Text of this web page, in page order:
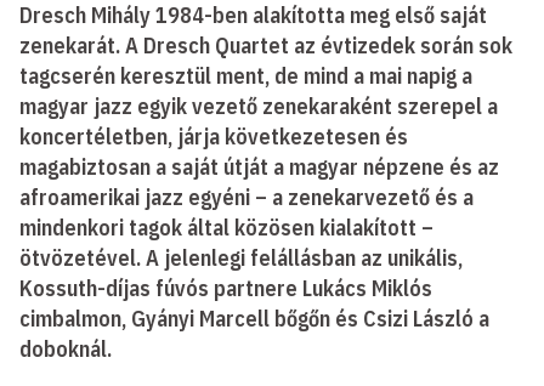
Dresch Mihály 1984-ben alakította meg első saját
zenekarát. A Dresch Quartet az évtizedek során sok
tagcserén keresztül ment, de mind a mai napig a
magyar jazz egyik vezető zenekaraként szerepel a
koncertéletben, járja következetesen és
magabiztosan a saját útját a magyar népzene és az
afroamerikai jazz egyéni – a zenekarvezető és a
mindenkori tagok által közösen kialakított –
ötvözetével. A jelenlegi felállásban az unikális,
Kossuth-díjas fúvós partnere Lukács Miklós
cimbalmon, Gyányi Marcell bőgőn és Csizi László a
doboknál.